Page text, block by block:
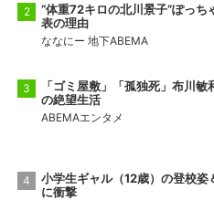
“体重72キロの北川景子”ぽっち
表の理由
ななにー 地下ABEMA
「ゴミ屋敷」「孤独死」布川敏
の絶望生活
ABEMAエンタメ
小学生ギャル（12歳）の登校姿
に衝撃